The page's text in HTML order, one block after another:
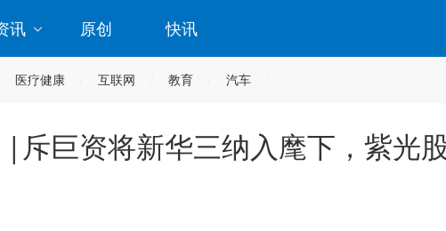
讯 原创 快讯
医疗健康 互联网 教育 汽车
斥巨资将新华三纳入麾下，紫光